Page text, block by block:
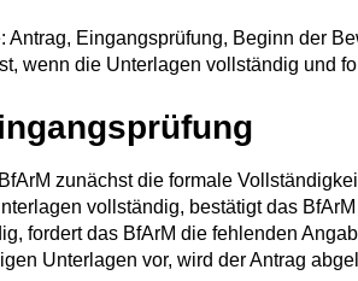
Antrag, Eingangsprüfung, Beginn der
wenn die Unterlagen vollständig und
zunächst die formale
vollständig, bestätigt das
fordert das BfArM die fehlenden
Unterlagen vor, wird der Antrag